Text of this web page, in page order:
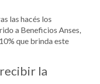
las hacés los
a Beneficios Anses,
que brinda este
la